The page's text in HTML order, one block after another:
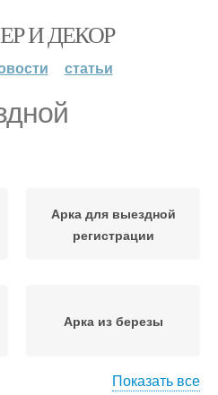
И ДЕКОР
статьи
Арка для выездной
регистрации
Арка из березы
Показать все